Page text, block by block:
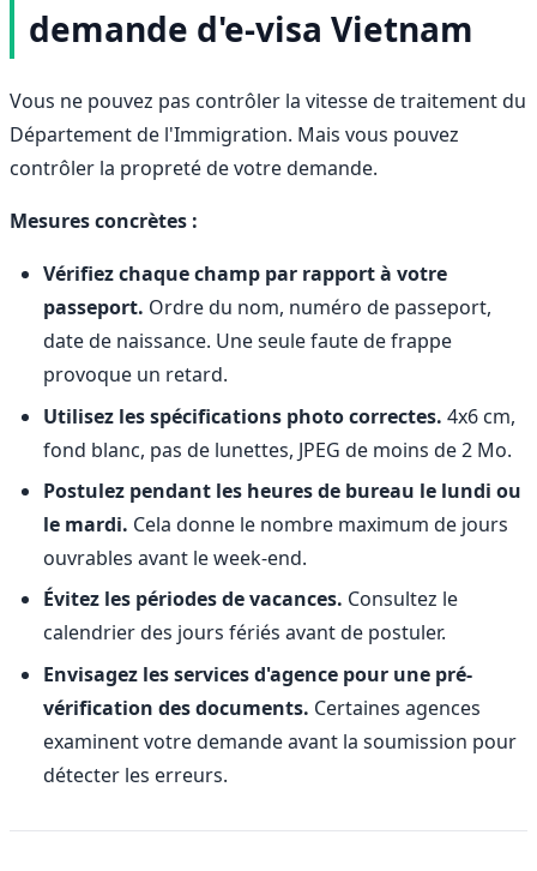
demande d'e-visa Vietnam
Vous ne pouvez pas contrôler la vitesse de traitement du
Département de l'Immigration. Mais vous pouvez
contrôler la propreté de votre demande.
Mesures concrètes :
Vérifiez chaque champ par rapport à votre
passeport. Ordre du nom, numéro de passeport,
date de naissance. Une seule faute de frappe
provoque un retard.
Utilisez les spécifications photo correctes. 4x6 cm,
fond blanc, pas de lunettes, JPEG de moins de 2 Mo.
Postulez pendant les heures de bureau le lundi ou
le mardi. Cela donne le nombre maximum de jours
ouvrables avant le week-end.
Évitez les périodes de vacances. Consultez le
calendrier des jours fériés avant de postuler.
Envisagez les services d'agence pour une pré-
vérification des documents. Certaines agences
examinent votre demande avant la soumission pour
détecter les erreurs.